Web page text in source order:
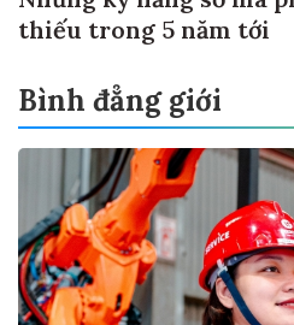
thiếu trong 5 năm tới
Bình đẳng giới